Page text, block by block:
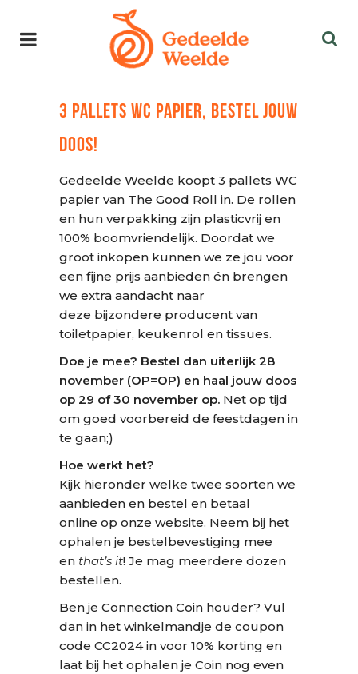
3 PALLETS WC PAPIER, BESTEL JOUW
DOOS!
Gedeelde Weelde koopt 3 pallets WC
papier van The Good Roll in. De rollen
en hun verpakking zijn plasticvrij en
100% boomvriendelijk. Doordat we
groot inkopen kunnen we ze jou voor
een fijne prijs aanbieden én brengen
we extra aandacht naar
deze bijzondere producent van
toiletpapier, keukenrol en tissues.
Doe je mee? Bestel dan uiterlijk 28
november (OP=OP) en haal jouw doos
op 29 of 30 november op. Net op tijd
om goed voorbereid de feestdagen in
te gaan;)
Hoe werkt het?
Kijk hieronder welke twee soorten we
aanbieden en bestel en betaal
online op onze website. Neem bij het
ophalen je bestelbevestiging mee
en that’s it! Je mag meerdere dozen
bestellen.
Ben je Connection Coin houder? Vul
dan in het winkelmandje de coupon
code CC2024 in voor 10% korting en
laat bij het ophalen je Coin nog even